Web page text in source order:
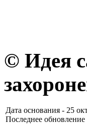
© Идея
Дата основания - 25
Последнее обновление